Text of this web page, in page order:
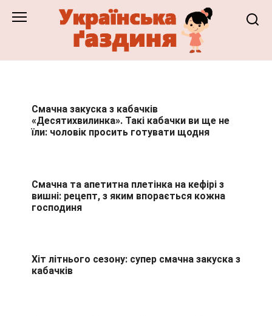
Смачна закуска з кабачків
«Десятихвилинка». Такі кабачки ви ще не
їли: чоловік просить готувати щодня
Смачна та апетитна плетінка на кефірі з
вишні: рецепт, з яким впорається кожна
господиня
Хіт літнього сезону: супер смачна закуска з
кабачків